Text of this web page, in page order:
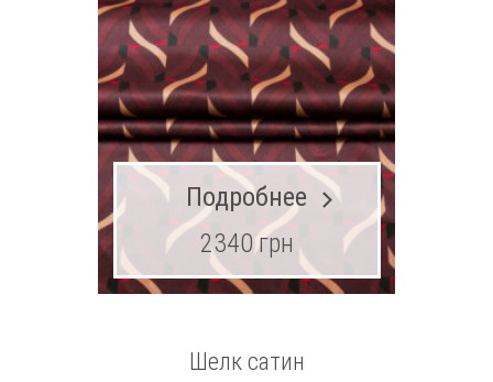
Шелк сатин
Подробнее
2340 грн